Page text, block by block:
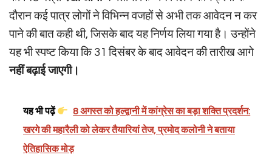
दौरान कई पात्र लोगों ने विभिन्न वजहों से अभी तक आवेदन न कर
पाने की बात कही थी, जिसके बाद यह निर्णय लिया गया है। उन्होंने
यह भी स्पष्ट किया कि 31 दिसंबर के बाद आवेदन की तारीख आगे
नहीं बढ़ाई जाएगी।
यह भी पढ़ें
8 अगस्त को हल्द्वानी में कांग्रेस का बड़ा शक्ति प्रदर्शन:
खरगे की महारैली को लेकर तैयारियां तेज, प्रमोद कलोनी ने बताया
ऐतिहासिक मोड़